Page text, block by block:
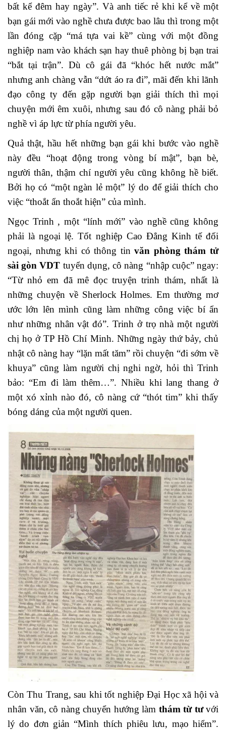
bất kể đêm hay ngày”. Và anh tiếc rẻ khi kể về một
bạn gái mới vào nghề chưa được bao lâu thì trong một
lần đóng cặp “má tựa vai kề” cùng với một đồng
nghiệp nam vào khách sạn hay thuê phòng bị bạn trai
“bắt tại trận”. Dù cô gái đã “khóc hết nước mắt”
nhưng anh chàng vẫn “dứt áo ra đi”, mãi đến khi lãnh
đạo công ty đến gặp người bạn giải thích thì mọi
chuyện mới êm xuôi, nhưng sau đó cô nàng phải bỏ
nghề vì áp lực từ phía người yêu.
Quả thật, hầu hết những bạn gái khi bước vào nghề
này đều “hoạt động trong vòng bí mật”, bạn bè,
người thân, thậm chí người yêu cũng không hề biết.
Bởi họ có “một ngàn lẻ một” lý do để giải thích cho
việc “thoắt ẩn thoắt hiện” của mình.
Ngọc Trinh , một “lính mới” vào nghề cũng không
phải là ngoại lệ. Tốt nghiệp Cao Đẳng Kinh tế đối
ngoại, nhưng khi có thông tinvăn phòng thám tử
sài gòn VDT tuyển dụng, cô nàng “nhập cuộc” ngay:
“Từ nhỏ em đã mê đọc truyện trinh thám, nhất là
những chuyện về Sherlock Holmes. Em thường mơ
ước lớn lên mình cũng làm những công việc bí ẩn
như những nhân vật đó”. Trinh ở trọ nhà một người
chị họ ở TP Hồ Chí Minh. Những ngày thứ bảy, chủ
nhật cô nàng hay “lặn mất tăm” rồi chuyện “đi sớm về
khuya” cũng làm người chị nghi ngờ, hỏi thì Trinh
bảo: “Em đi làm thêm…”. Nhiều khi lang thang ở
một xó xỉnh nào đó, cô nàng cứ “thót tim” khi thấy
bóng dáng của một người quen.
Còn Thu Trang, sau khi tốt nghiệp Đại Học xã hội và
nhân văn, cô nàng chuyển hướng làm thám từ tưvới
lý do đơn giản “Mình thích phiêu lưu, mạo hiểm”.